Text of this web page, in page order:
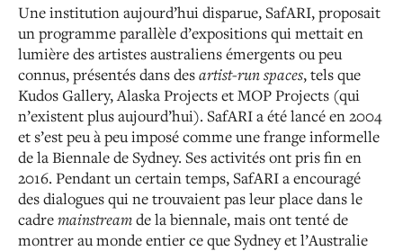
Une institution aujourd’hui disparue, SafARI, proposait
un programme parallèle d’expositions qui mettait en
lumière des artistes australiens émergents ou peu
connus,présentés dans desartist-run spaces, tels que
Kudos Gallery,Alaska Projects et MOP Projects (qui
n’existent plusaujourd’hui). SafARI a été lancé en 2004
et s’est peu à peu imposé comme une frange informelle
de la Biennale deSydney. Ses activités ont pris fin en
2016. Pendant un certaintemps, SafARI a encouragé
des dialogues qui ne trouvaientpas leur place dans le
cadremainstreamde la biennale,mais ont tenté de
montrer au monde entier ce que Sydneyet l’Australie